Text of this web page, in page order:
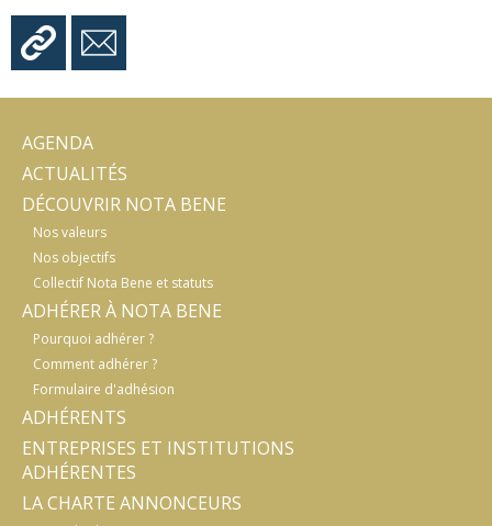
AGENDA
ACTUALITÉS
DÉCOUVRIR NOTA BENE
Nos valeurs
Nos objectifs
Collectif Nota Bene et statuts
ADHÉRER À NOTA BENE
Pourquoi adhérer ?
Comment adhérer ?
Formulaire d'adhésion
ADHÉRENTS
ENTREPRISES ET INSTITUTIONS
ADHÉRENTES
LA CHARTE ANNONCEURS